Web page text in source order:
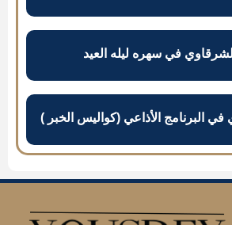
في سهره ليله العيد
البرنامج الأذاعي (كواليس الخبر )